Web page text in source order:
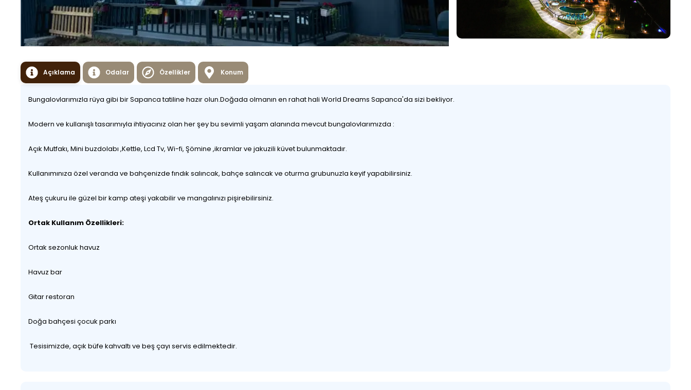
Açıklama Odalar Özellikler Konum
Bungalovlarımızla rüya gibi bir Sapanca tatiline hazır olun.Doğada olmanın en rahat hali World Dreams Sapanca'da sizi bekliyor.
Modern ve kullanışlı tasarımıyla ihtiyacınız olan her şey bu sevimli yaşam alanında mevcut bungalovlarımızda :
Açık Mutfakı, Mini buzdolabı ,Kettle, Lcd Tv, Wi-fi, Şömine ,ikramlar ve jakuzili küvet bulunmaktadır.
Kullanımınıza özel veranda ve bahçenizde fındık salıncak, bahçe salıncak ve oturma grubunuzla keyif yapabilirsiniz.
Ateş çukuru ile güzel bir kamp ateşi yakabilir ve mangalınızı pişirebilirsiniz.
Ortak Kullanım Özellikleri:
Ortak sezonluk havuz
Havuz bar
Gitar restoran
Doğa bahçesi çocuk parkı
Tesisimizde, açık büfe kahvaltı ve beş çayı servis edilmektedir.